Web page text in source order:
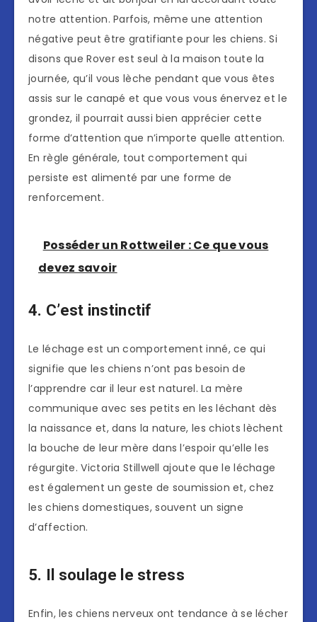
notre attention. Parfois, même une attention
négative peut être gratifiante pour les chiens. Si
disons que Rover est seul à la maison toute la
journée, qu’il vous lèche pendant que vous êtes
assis sur le canapé et que vous vous énervez et le
grondez, il pourrait aussi bien apprécier cette
forme d’attention que n’importe quelle attention.
En règle générale, tout comportement qui
persiste est alimenté par une forme de
renforcement.
Posséder un Rottweiler : Ce que vous
devez savoir
4. C’est instinctif
Le léchage est un comportement inné, ce qui
signifie que les chiens n’ont pas besoin de
l’apprendre car il leur est naturel. La mère
communique avec ses petits en les léchant dès
la naissance et, dans la nature, les chiots lèchent
la bouche de leur mère dans l’espoir qu’elle les
régurgite. Victoria Stillwell ajoute que le léchage
est également un geste de soumission et, chez
les chiens domestiques, souvent un signe
d’affection.
5. Il soulage le stress
Enfin, les chiens nerveux ont tendance à se lécher